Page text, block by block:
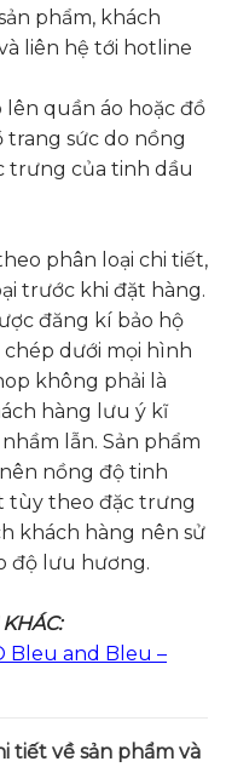
phẩm, khách
liên hệ tới hotline
quần áo hoặc đồ
sức do nồng
trưng của tinh dầu
phân loại chi tiết,
trước khi đặt hàng.
đăng kí bảo hộ
dưới mọi hình
không phải là
hàng lưu ý kĩ
lẫn. Sản phẩm
nồng độ tinh
tùy theo đặc trưng
khách hàng nên sử
độ lưu hương.
Bleu and Bleu –
tiết về sản phẩm và